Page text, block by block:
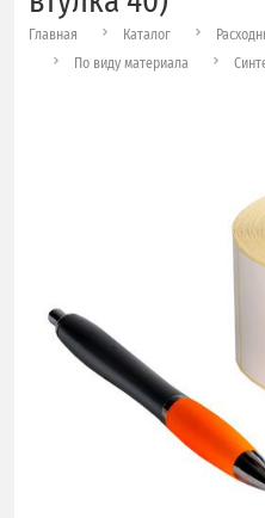
Главная Каталог
По виду материала